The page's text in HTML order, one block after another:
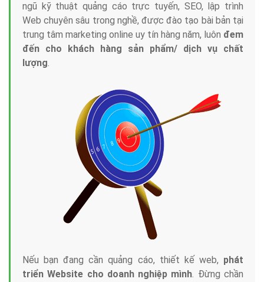
ngũ kỹ thuật quảng cáo trực tuyến, SEO, lập trình
Web chuyên sâu trong nghề, được đào tạo bài bản tại
trung tâm marketing online uy tín hàng năm, luôn đem
đến cho khách hàng sản phẩm/ dịch vụ chất
lượng.
Nếu bạn đang cần quảng cáo, thiết kế web, phát
triển Website cho doanh nghiệp mình. Đừng chần